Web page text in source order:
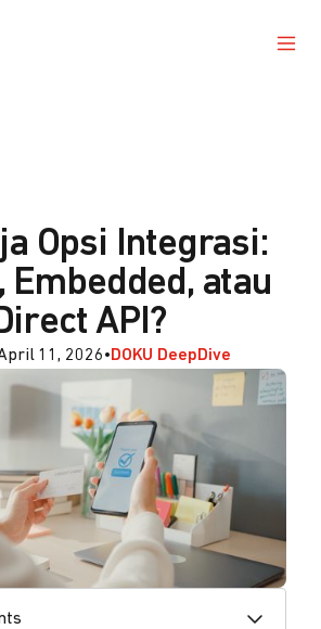
Opsi Integrasi:
Embedded, atau
API?
11, 2026•DOKU DeepDive